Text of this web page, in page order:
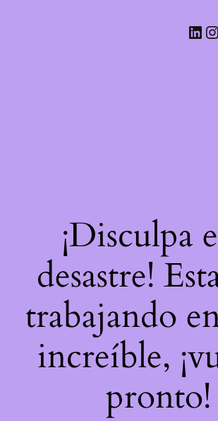
¡Disculpa
desastre!
trabajando
increíble,
pronto!